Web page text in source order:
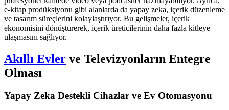
e-kitap prodüksiyonu gibi alanlarda da yapay zeka, içerik düzenleme
ve tasarım süreçlerini kolaylaştırıyor. Bu gelişmeler, içerik
ekonomisini dönüştürerek, içerik üreticilerinin daha fazla kitleye
ulaşmasını sağlıyor.
Akıllı Evler ve Televizyonların Entegre
Olması
Yapay Zeka Destekli Cihazlar ve Ev Otomasyonu